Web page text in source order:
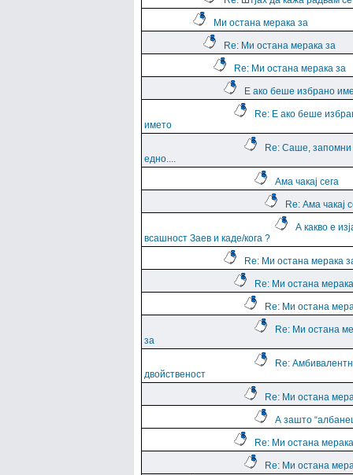
Ми остана мерака за
Re: Ми остана мерака за
Re: Ми остана мерака за
Е ако беше избрано
Re: Е ако беше
името
Re: Саше, запомни
едно....
Ама чакај сега
Re: Ама чакај
А какво е
всашност Заев и каде/кога ?
Re: Ми остана мерака
Re: Ми остана
Re: Ми остана
Re: Ми остана
за
Re:
двойственост
Re: Ми остана
А зашто
Re: Ми остана
Re: Ми остана